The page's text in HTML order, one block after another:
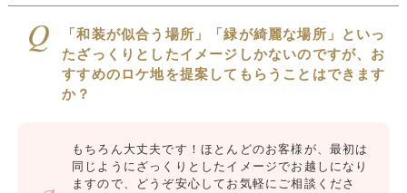
「和装が似合う場所」「緑が綺麗な場所」といっ
たざっくりとしたイメージしかないのですが、お
すすめのロケ地を提案してもらうことはできます
か？
もちろん大丈夫です！ほとんどのお客様が、最初は
同じようにざっくりとしたイメージでお越しになり
ますので、どうぞ安心してお気軽にご相談くださ